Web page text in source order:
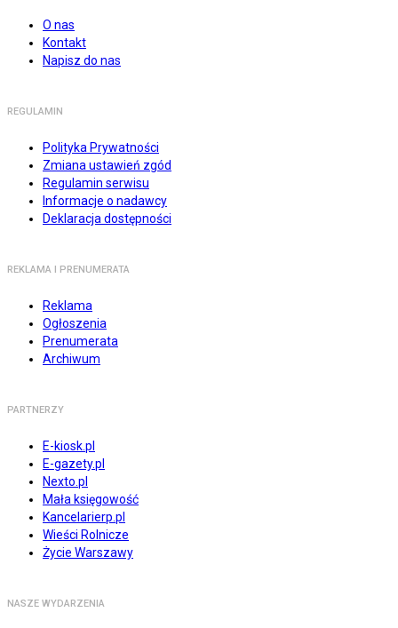
O nas
Kontakt
Napisz do nas
REGULAMIN
Polityka Prywatności
Zmiana ustawień zgód
Regulamin serwisu
Informacje o nadawcy
Deklaracja dostępności
REKLAMA I PRENUMERATA
Reklama
Ogłoszenia
Prenumerata
Archiwum
PARTNERZY
E-kiosk.pl
E-gazety.pl
Nexto.pl
Mała księgowość
Kancelarierp.pl
Wieści Rolnicze
Życie Warszawy
NASZE WYDARZENIA